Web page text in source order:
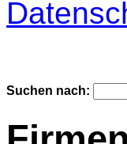
Suchen nach: